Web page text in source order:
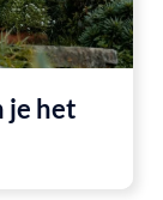
je het